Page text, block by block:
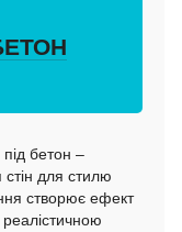
бетон –
для стилю
створює ефект
реалістичною